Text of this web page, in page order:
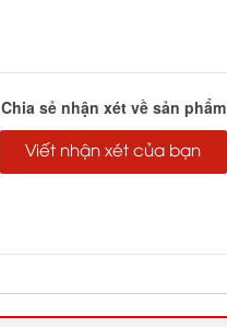
Chia sẻ nhận xét về sản phẩm
Viết nhận xét của bạn